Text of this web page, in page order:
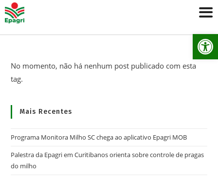
No momento, não há nenhum post publicado com esta
tag.
Mais Recentes
Programa Monitora Milho SC chega ao aplicativo Epagri MOB
Palestra da Epagri em Curitibanos orienta sobre controle de pragas
do milho